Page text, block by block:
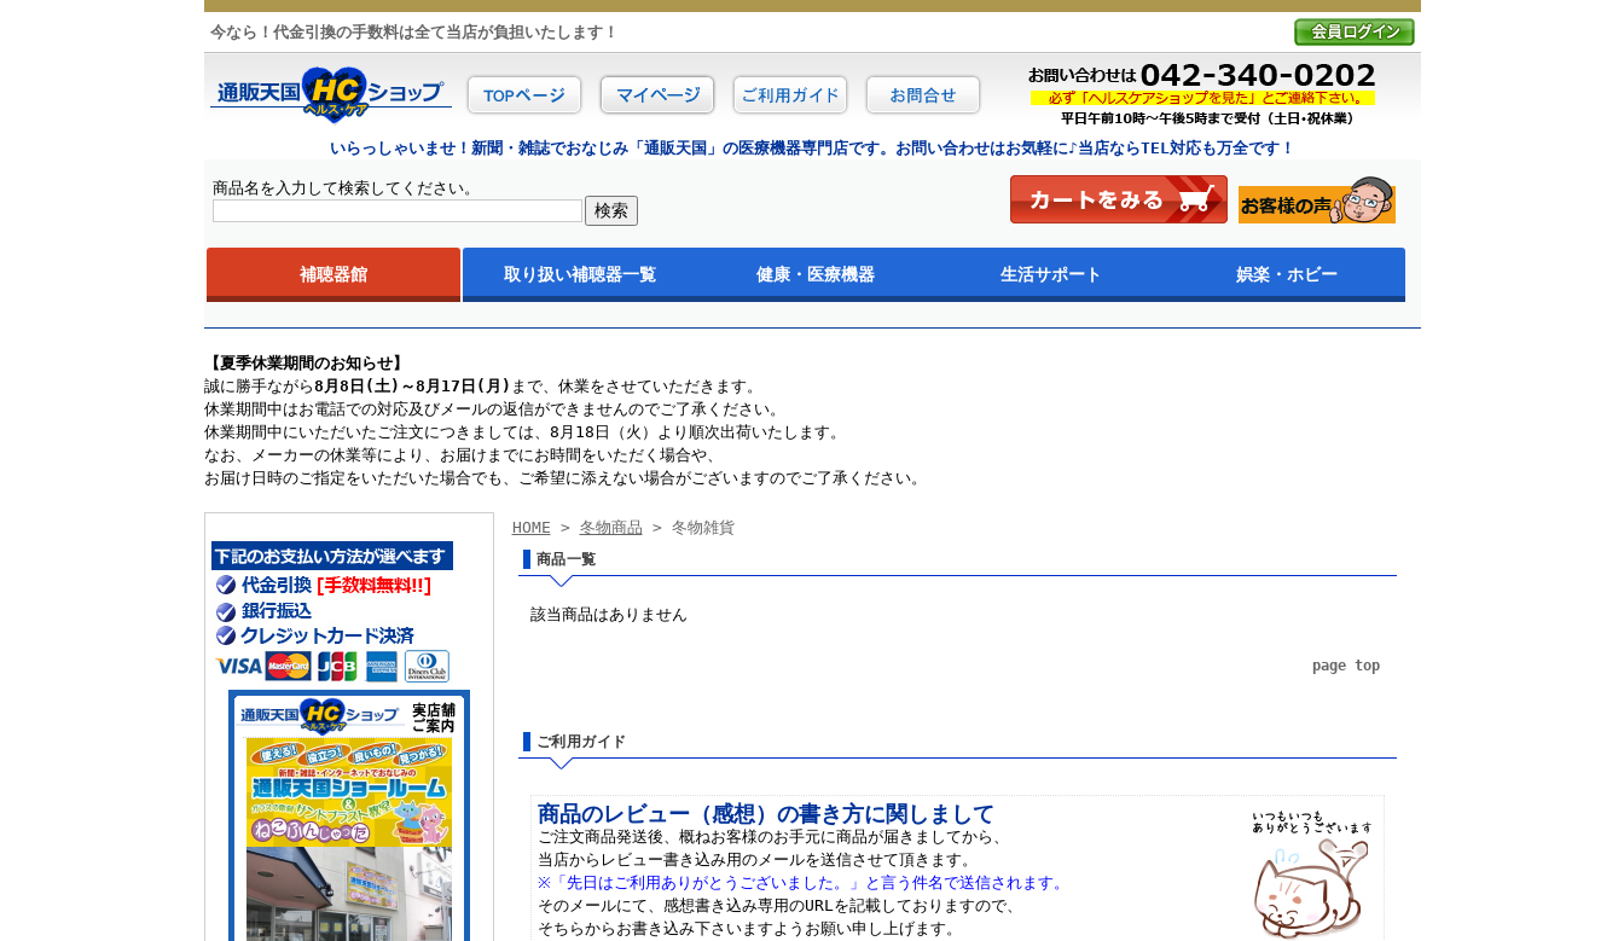
今なら！代金引換の手数料は全て当店が負担いたします！
いらっしゃいませ！新聞・雑誌でおなじみ「通販天国」の医療機器専門店です。お問い合わせはお気軽に♪当店ならTEL対応も万全です！
商品名を入力して検索してください。
補聴器館 取り扱い補聴器一覧 健康・医療機器 生活サポート 娯楽・ホビー
【夏季休業期間のお知らせ】
誠に勝手ながら8月8日(土)～8月17日(月) まで、休業をさせていただきます。
休業期間中はお電話での対応及びメールの返信ができませんのでご了承ください。
休業期間中にいただいたご注文につきましては、8月18日（火）より順次出荷いたします。
なお、メーカーの休業等により、お届けまでにお時間をいただく場合や、
お届け日時のご指定をいただいた場合でも、ご希望に添えない場合がございますのでご了承ください。
HOME > 冬物商品 > 冬物雑貨
商品一覧
該当商品はありません
page top
ご利用ガイド
商品のレビュー（感想）の書き方に関しまして
ご注文商品発送後、概ねお客様のお手元に商品が届きましてから、
当店からレビュー書き込み用のメールを送信させて頂きます。
※「先日はご利用ありがとうございました。」と言う件名で送信されます。
そのメールにて、感想書き込み専用のURLを記載しておりますので、
そちらからお書き込み下さいますようお願い申し上げます。